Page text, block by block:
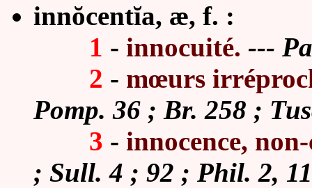
innŏcentĭa, æ, f. :
1 - innocuité. ---
2 - mœurs
Pomp. 36 ; Br. 258 ;
3 - innocence,
; Sull. 4 ; 92 ; Phil. 2,